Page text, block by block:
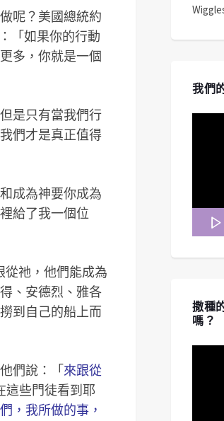
呢？美國總統約
「如果你的行動
多，你就是一個
是只有當我們行
們才是真正值得
成為神要你成為
給了我一個位
從祂，他們能成為
、安德烈、雅各
到自己的船上而
們說：「來跟從
這些門徒看到耶
，我所做的事，
我們
撒種
嗎？